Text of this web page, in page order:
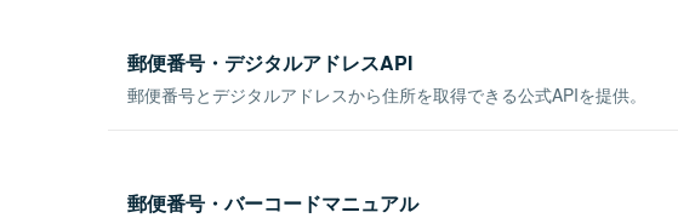
郵便番号・デジタルアドレスAPI
郵便番号とデジタルアドレスから住所を取得できる公式APIを提供。
郵便番号・バーコードマニュアル